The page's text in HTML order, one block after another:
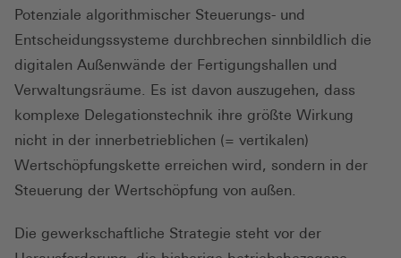
Potenziale algorithmischer Steuerungs- und
Entscheidungssysteme durchbrechen sinnbildlich die
digitalen Außenwände der Fertigungshallen und
Verwaltungsräume. Es ist davon auszugehen, dass
komplexe Delegationstechnik ihre größte Wirkung
nicht in der innerbetrieblichen (= vertikalen)
Wertschöpfungskette erreichen wird, sondern in der
Steuerung der Wertschöpfung von außen.
Die gewerkschaftliche Strategie steht vor der